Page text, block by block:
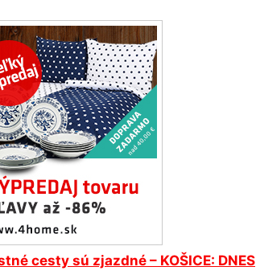
cesty sú zjazdné – KOŠICE: DNES